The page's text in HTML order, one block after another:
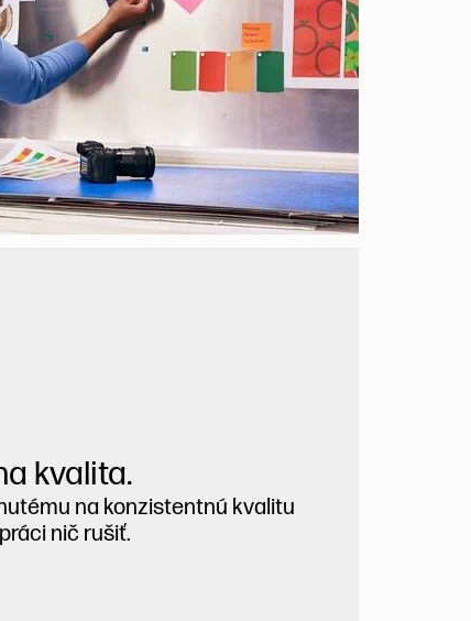
kvalita.
na konzistentnú kvalitu
nič rušiť.